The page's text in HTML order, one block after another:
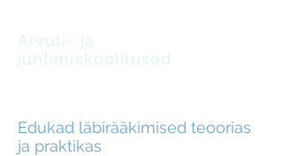
Arvuti- ja
juhtimiskoolitused
Edukad läbirääkimised teoorias
ja praktikas